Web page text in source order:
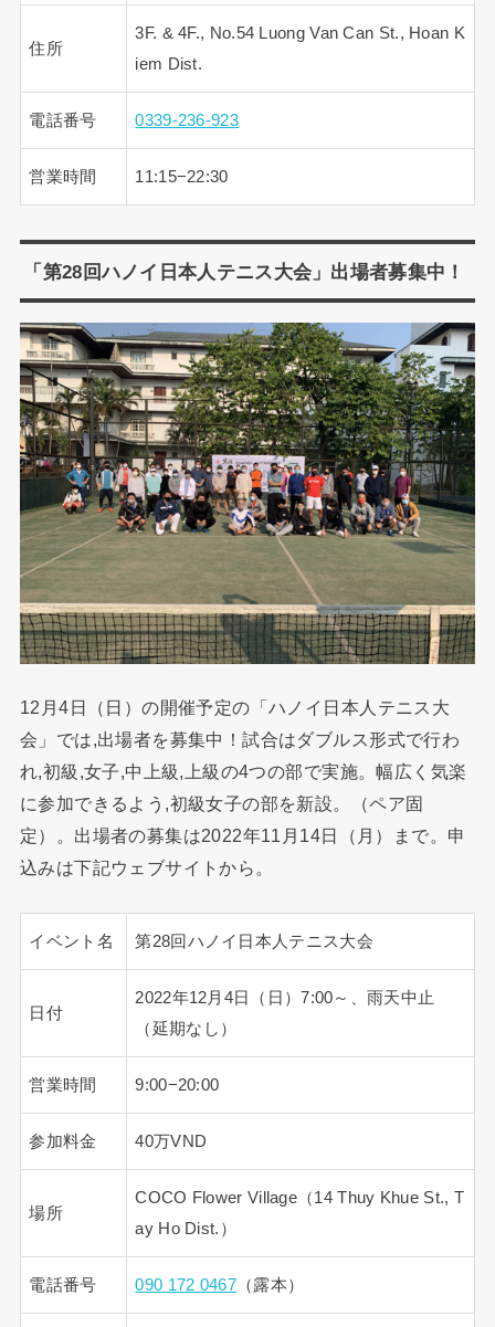
住所
3F. & 4F., No.54 Luong Van Can St., Hoan K
iem Dist.
電話番号 0339-236-923
営業時間 11:15−22:30
「第28回ハノイ日本人テニス大会」出場者募集中！
12月4日（日）の開催予定の「ハノイ日本人テニス大
会」では,出場者を募集中！試合はダブルス形式で行わ
れ,初級,女子,中上級,上級の4つの部で実施。幅広く気楽
に参加できるよう,初級女子の部を新設。（ペア固
定）。出場者の募集は2022年11月14日（月）まで。申
込みは下記ウェブサイトから。
イベント名 第28回ハノイ日本人テニス大会
日付
2022年12月4日（日）7:00～、雨天中止
（延期なし）
営業時間 9:00−20:00
参加料金 40万VND
場所
COCO Flower Village（14 Thuy Khue St., T
ay Ho Dist.）
電話番号 090 172 0467（露本）